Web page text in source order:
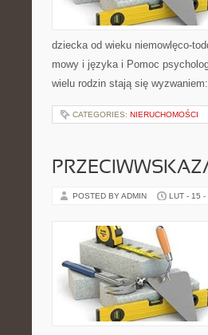
dziecka od wieku niemowlęco-
mowy i języka i Pomoc
wielu rodzin stają się
CATEGORIES: NIERUCHOMOŚCI
POSTED BY ADMIN LUT - 15 -